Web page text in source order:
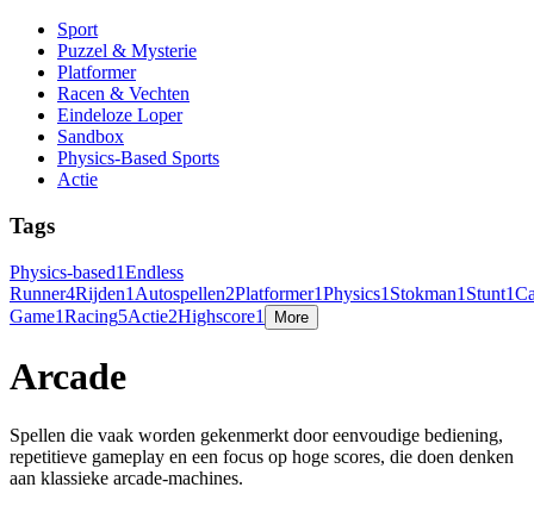
Sport
Puzzel & Mysterie
Platformer
Racen & Vechten
Eindeloze Loper
Sandbox
Physics-Based Sports
Actie
Tags
Physics-based1Endless
Runner4Rijden1 Autospellen2Platformer1Physics1 Stokman1 Stunt1
Game1Racing5Actie2Highscore1 More
Arcade
Spellen die vaak worden gekenmerkt door eenvoudige bediening,
repetitieve gameplay en een focus op hoge scores, die doen denken
aan klassieke arcade-machines.